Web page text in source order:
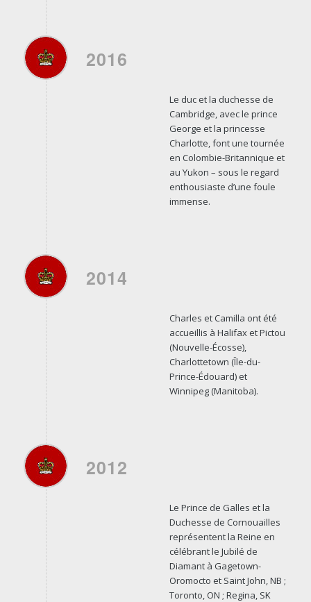
2016
Le duc et la duchesse de
Cambridge, avec le prince
George et la princesse
Charlotte, font une tournée
en Colombie-Britannique et
au Yukon – sous le regard
enthousiaste d’une foule
immense.
2014
Charles et Camilla ont été
accueillis à Halifax et Pictou
(Nouvelle-Écosse),
Charlottetown (Île-du-
Prince-Édouard) et
Winnipeg (Manitoba).
2012
Le Prince de Galles et la
Duchesse de Cornouailles
représentent la Reine en
célébrant le Jubilé de
Diamant à Gagetown-
Oromocto et Saint John, NB ;
Toronto, ON ; Regina, SK